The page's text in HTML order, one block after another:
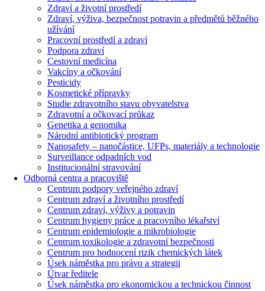
Zdraví a životní prostředí
Zdraví, výživa, bezpečnost potravin a předmětů běžného
užívání
Pracovní prostředí a zdraví
Podpora zdraví
Cestovní medicína
Vakcíny a očkování
Pesticidy
Kosmetické přípravky
Studie zdravotního stavu obyvatelstva
Zdravotní a očkovací průkaz
Genetika a genomika
Národní antibiotický program
Nanosafety – nanočástice, UFPs, materiály a technologie
Surveillance odpadních vod
Institucionální stravování
Odborná centra a pracoviště
Centrum podpory veřejného zdraví
Centrum zdraví a životního prostředí
Centrum zdraví, výživy a potravin
Centrum hygieny práce a pracovního lékařství
Centrum epidemiologie a mikrobiologie
Centrum toxikologie a zdravotní bezpečnosti
Centrum pro hodnocení rizik chemických látek
Úsek náměstka pro právo a strategii
Útvar ředitele
Úsek náměstka pro ekonomickou a technickou činnost